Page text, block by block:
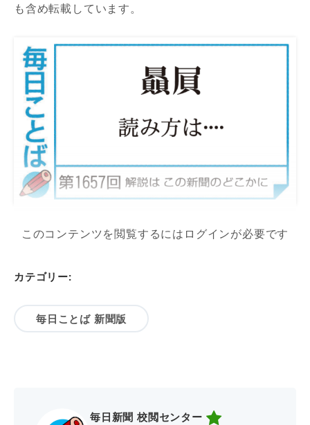
も含め転載しています。
このコンテンツを閲覧するにはログインが必要です
カテゴリー:
毎日ことば 新聞版
毎日新聞 校閲センター